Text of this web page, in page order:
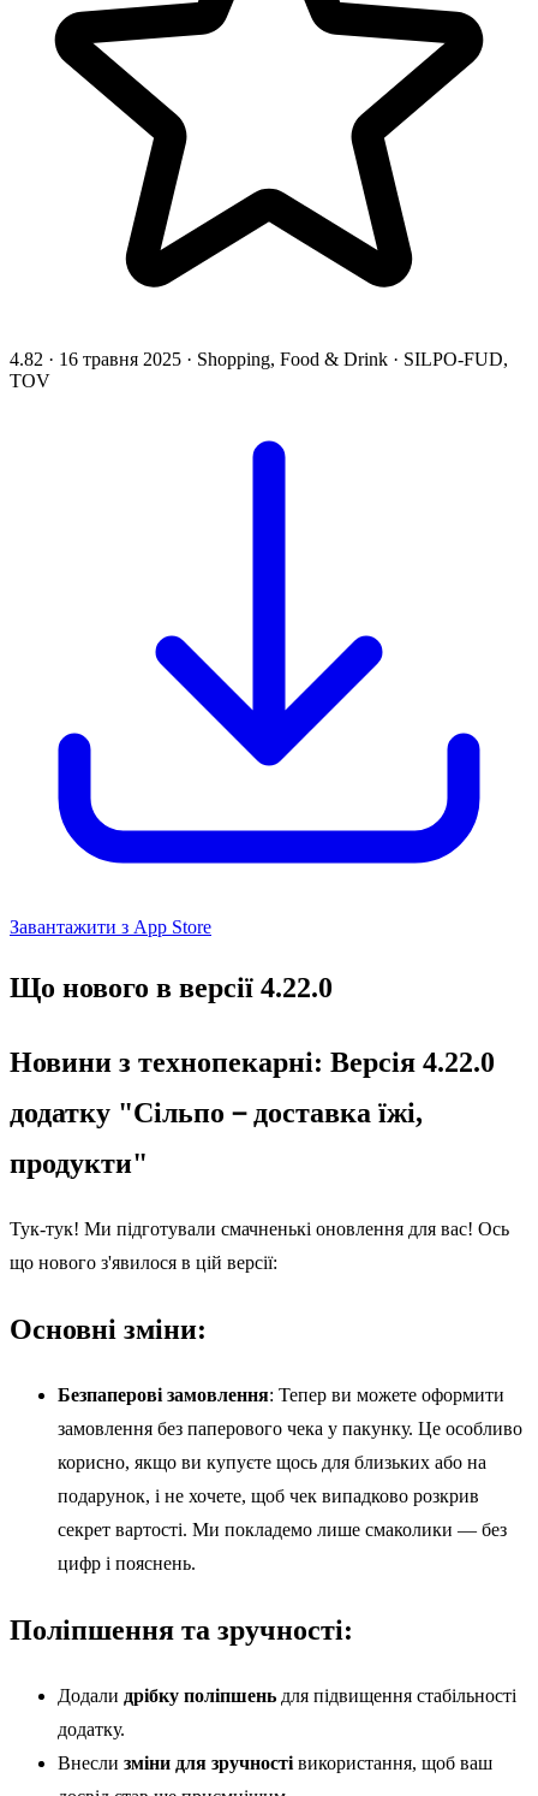
4.82 · 16 травня 2025 · Shopping, Food & Drink · SILPO-FUD,
TOV
Завантажити з App Store
Що нового в версії 4.22.0
Новини з технопекарні: Версія 4.22.0
додатку "Сільпо－доставка їжі,
продукти"
Тук-тук! Ми підготували смачненькі оновлення для вас! Ось
що нового з'явилося в цій версії:
Основні зміни:
Безпаперові замовлення: Тепер ви можете оформити
замовлення без паперового чека у пакунку. Це особливо
корисно, якщо ви купуєте щось для близьких або на
подарунок, і не хочете, щоб чек випадково розкрив
секрет вартості. Ми покладемо лише смаколики — без
цифр і пояснень.
Поліпшення та зручності:
Додали дрібку поліпшень для підвищення стабільності
додатку.
Внесли зміни для зручності використання, щоб ваш